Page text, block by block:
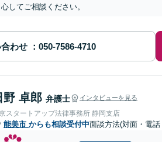
心してご相談ください。
わせ
野 卓郎 弁護士 インタビューを見る
スタートアップ法律事務所 静岡支店
能美市 からも相談受付中面談方法(対面・電